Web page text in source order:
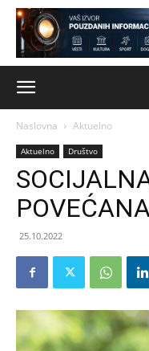
Naslovna Aktuelno
Aktuelno Društvo
25.10.2022